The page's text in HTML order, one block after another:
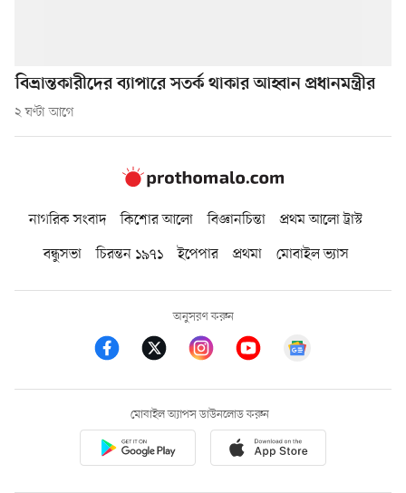
বিভ্রান্তকারীদের ব্যাপারে সতর্ক থাকার আহ্বান প্রধানমন্ত্রীর
২ ঘণ্টা আগে
নাগরিক সংবাদ কিশোর আলো বিজ্ঞানচিন্তা
প্রথম আলো ট্রাস্ট
বন্ধুসভা
চিরন্তন ১৯৭১ ইপেপার প্রথমা মোবাইল ভ্যাস
অনুসরণ করুন
মোবাইল অ্যাপস ডাউনলোড করুন